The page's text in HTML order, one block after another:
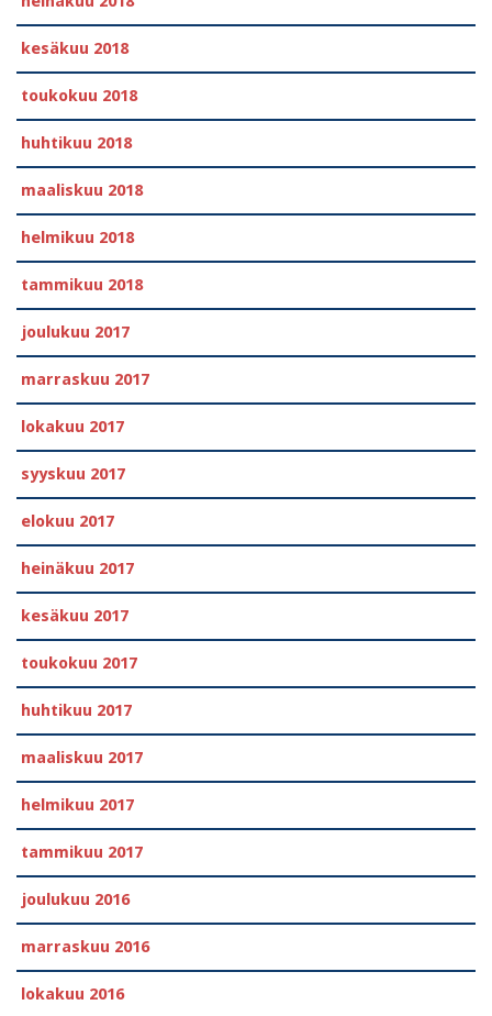
kesäkuu 2018
toukokuu 2018
huhtikuu 2018
maaliskuu 2018
helmikuu 2018
tammikuu 2018
joulukuu 2017
marraskuu 2017
lokakuu 2017
syyskuu 2017
elokuu 2017
heinäkuu 2017
kesäkuu 2017
toukokuu 2017
huhtikuu 2017
maaliskuu 2017
helmikuu 2017
tammikuu 2017
joulukuu 2016
marraskuu 2016
lokakuu 2016